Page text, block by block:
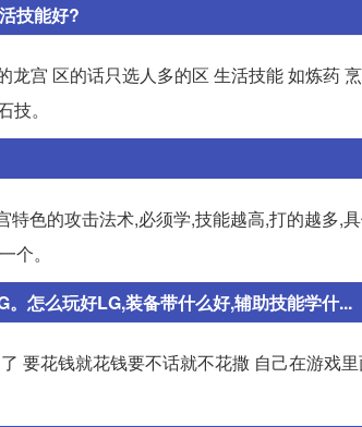
技能好?
龙宫 区的话只选人多的区 生活技能 如炼药
。
特色的攻击法术,必须学,技能越高,打的越多,
个。
。怎么玩好LG,装备带什么好,辅助技能学什...
要花钱就花钱要不话就不花撒 自己在游戏